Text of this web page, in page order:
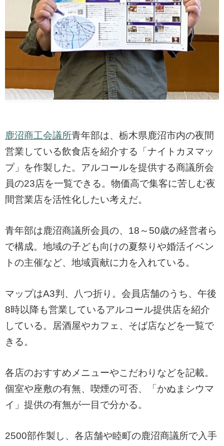
鹿沼商工会議所青年部は、栃木県鹿沼市内の夜間
営業している飲食店を紹介する「ナイトカヌマッ
プ」を作製した。アルコールを提供する商議所会
員の23店を一覧できる。物価高で集客に苦しむ夜
間営業店を活性化したい考えだ。
青年部は鹿沼商議所会員の、18～50歳の経営者ら
で構成。地域の子ども向けの夏祭りや婚活イベン
トの主催など、地域貢献に力を入れている。
マップはA3判、八つ折り。会員店舗のうち、午後
8時以降も営業しているアルコール提供店を紹介
している。居酒屋やカフェ、そば店などを一覧で
きる。
各店のおすすめメニューやこだわりなどを記載。
個室や座敷の有無、喫煙の可否、「かぬまシウマ
イ」提供の有無が一目で分かる。
2500部作製し、各店舗や睦町の鹿沼商議所で入手